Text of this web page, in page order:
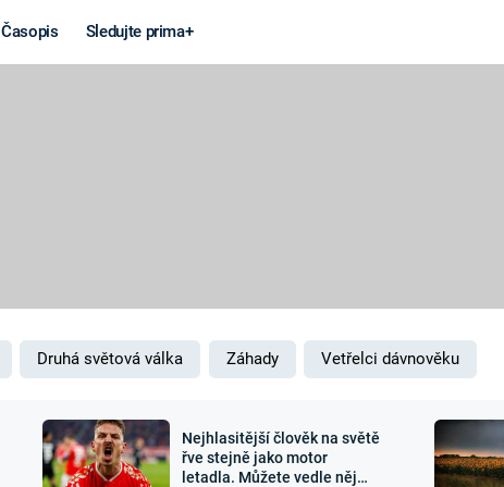
Časopis Sledujte prima+
MARS
Záhady a
Zajímavosti
Druhá světová válka Záhady Vetřelci dávnověku
Nejhlasitější člověk na světě
řve stejně jako motor
letadla. Můžete vedle něj